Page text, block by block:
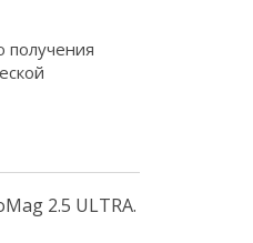
получения
2.5 ULTRA.